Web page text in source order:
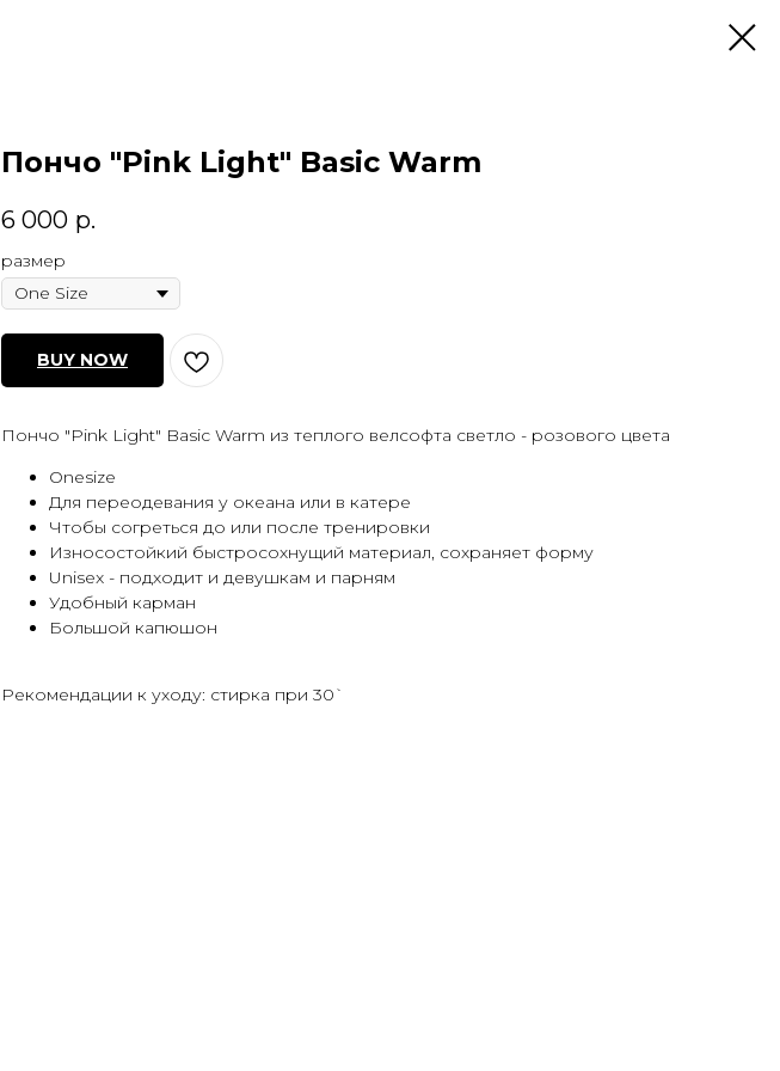
Пончо "Pink Light" Basic Warm
6 000 р.
размер
BUY NOW
Пончо "Pink Light" Basic Warm из теплого велсофта светло - розового цвета
Onesize
Для переодевания у океана или в катере
Чтобы согреться до или после тренировки
Износостойкий быстросохнущий материал, сохраняет форму
Unisex - подходит и девушкам и парням
Удобный карман
Большой капюшон
Рекомендации к уходу: стирка при 30`